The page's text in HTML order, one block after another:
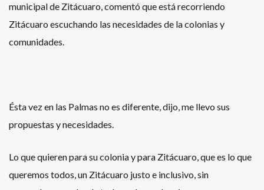
municipal de Zitácuaro, comentó que está recorriendo
Zitácuaro escuchando las necesidades de la colonias y
comunidades.
Ésta vez en las Palmas no es diferente, dijo, me llevo sus
propuestas y necesidades.
Lo que quieren para su colonia y para Zitácuaro, que es lo que
queremos todos, un Zitácuaro justo e inclusivo, sin